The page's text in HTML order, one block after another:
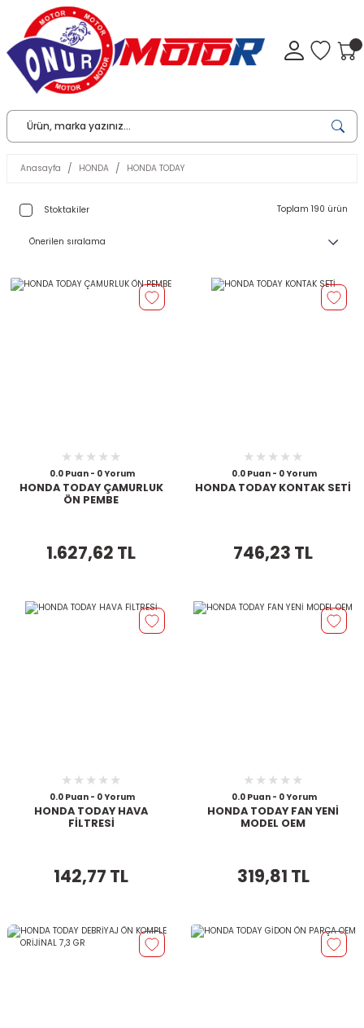
Anasayfa HONDA HONDA TODAY
Stoktakiler Toplam 190 ürün
0.0 Puan - 0 Yorum
HONDA TODAY ÇAMURLUK
ÖN PEMBE
1.627,62 TL
0.0 Puan - 0 Yorum
HONDA TODAY KONTAK SETİ
746,23 TL
0.0 Puan - 0 Yorum
HONDA TODAY HAVA
FİLTRESİ
142,77 TL
0.0 Puan - 0 Yorum
HONDA TODAY FAN YENİ
MODEL OEM
319,81 TL